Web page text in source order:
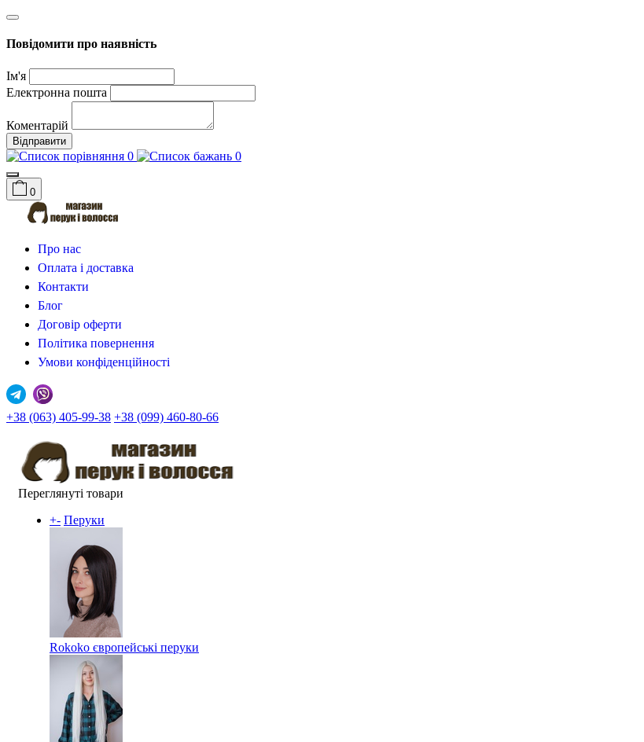
Повідомити про наявність
Ім'я
Електронна пошта
Коментарій
Відправити
0 0
0
Про нас
Оплата і доставка
Контакти
Блог
Договір оферти
Політика повернення
Умови конфіденційності
+38 (063) 405-99-38 +38 (099) 460-80-66
Переглянуті товари
+- Перуки
Rokoko європейські перуки